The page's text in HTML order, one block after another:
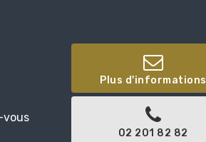
vous
Plus d'informations
02 201 82 82